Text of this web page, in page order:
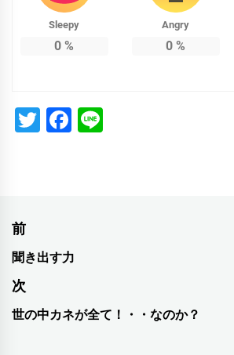
Sleepy
0 %
Angry
0 %
TwitterFacebook
投
稿
ナ
ビ
前
前
の
投
聞き出す力
次
次
世の中カネが全て！・・なのか？